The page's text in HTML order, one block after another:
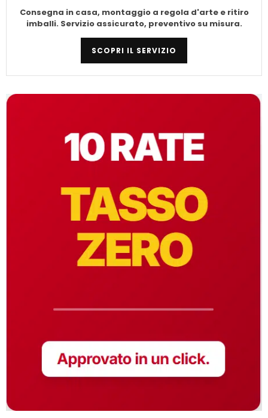
Consegna in casa, montaggio a regola d'arte e ritiro
imballi. Servizio assicurato, preventivo su misura.
SCOPRI IL SERVIZIO